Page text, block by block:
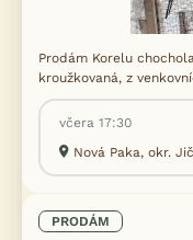
Prodám Korelu
kroužkovaná, z
včera 17:30
Nová Paka, okr.
PRODÁM